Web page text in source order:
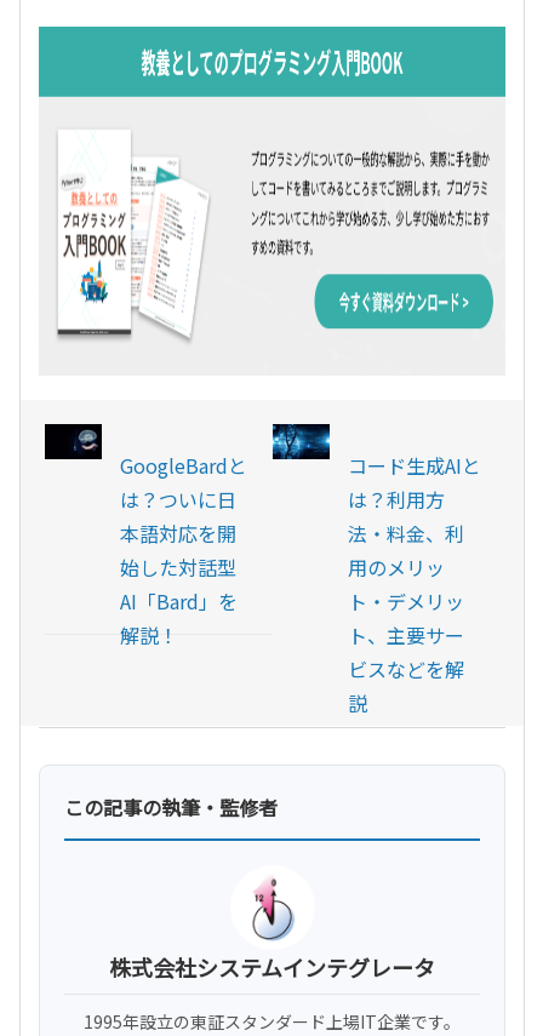
GoogleBardと
は？ついに日
本語対応を開
始した対話型
AI「Bard」を
解説！
コード生成AIと
は？利用方
法・料金、利
用のメリッ
ト・デメリッ
ト、主要サー
ビスなどを解
説
この記事の執筆・監修者
株式会社システムインテグレータ
1995年設立の東証スタンダード上場IT企業です。